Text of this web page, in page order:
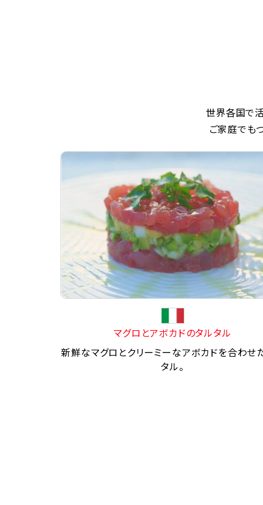
世界各国で
ご家庭でも
マグロとアボカドのタルタル
新鮮なマグロとクリーミーなアボカドを合わせ
タル。